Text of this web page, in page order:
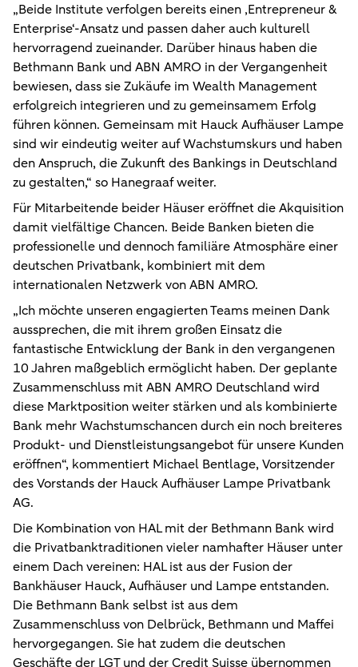
„Beide Institute verfolgen bereits einen ‚Entrepreneur &
Enterprise‘-Ansatz und passen daher auch kulturell
hervorragend zueinander. Darüber hinaus haben die
Bethmann Bank und ABN AMRO in der Vergangenheit
bewiesen, dass sie Zukäufe im Wealth Management
erfolgreich integrieren und zu gemeinsamem Erfolg
führen können. Gemeinsam mit Hauck Aufhäuser Lampe
sind wir eindeutig weiter auf Wachstumskurs und haben
den Anspruch, die Zukunft des Bankings in Deutschland
zu gestalten,“ so Hanegraaf weiter.
Für Mitarbeitende beider Häuser eröffnet die Akquisition
damit vielfältige Chancen. Beide Banken bieten die
professionelle und dennoch familiäre Atmosphäre einer
deutschen Privatbank, kombiniert mit dem
internationalen Netzwerk von ABN AMRO.
„Ich möchte unseren engagierten Teams meinen Dank
aussprechen, die mit ihrem großen Einsatz die
fantastische Entwicklung der Bank in den vergangenen
10 Jahren maßgeblich ermöglicht haben. Der geplante
Zusammenschluss mit ABN AMRO Deutschland wird
diese Marktposition weiter stärken und als kombinierte
Bank mehr Wachstumschancen durch ein noch breiteres
Produkt- und Dienstleistungsangebot für unsere Kunden
eröffnen“, kommentiert Michael Bentlage, Vorsitzender
des Vorstands der Hauck Aufhäuser Lampe Privatbank
AG.
Die Kombination von HAL mit der Bethmann Bank wird
die Privatbanktraditionen vieler namhafter Häuser unter
einem Dach vereinen: HAL ist aus der Fusion der
Bankhäuser Hauck, Aufhäuser und Lampe entstanden.
Die Bethmann Bank selbst ist aus dem
Zusammenschluss von Delbrück, Bethmann und Maffei
hervorgegangen. Sie hat zudem die deutschen
Geschäfte der LGT und der Credit Suisse übernommen